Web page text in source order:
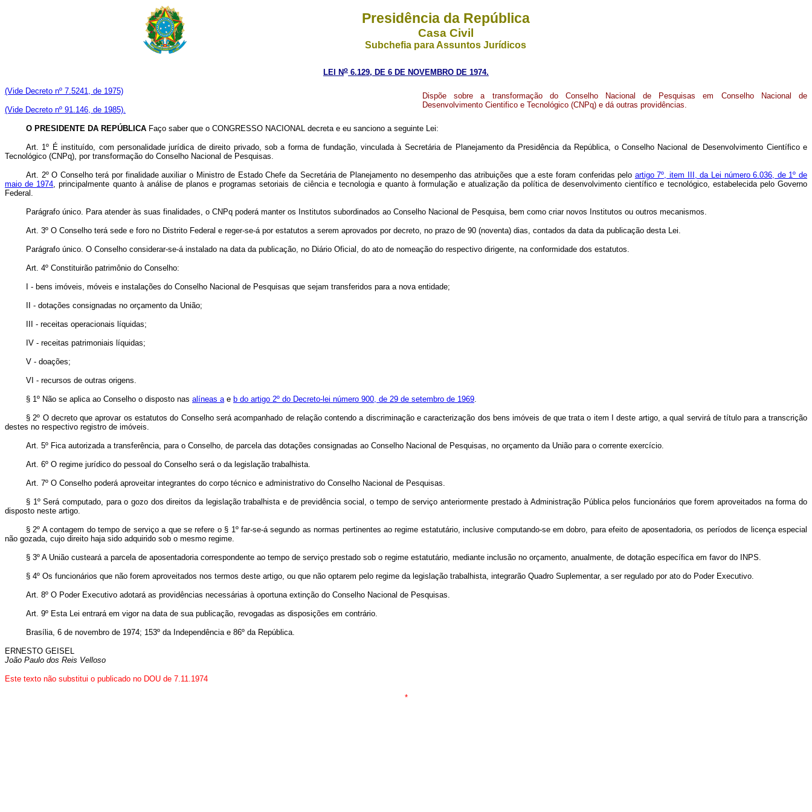
Presidência da República
Casa Civil
Subchefia para Assuntos Jurídicos
LEI No 6.129, DE 6 DE NOVEMBRO DE 1974.
(Vide Decreto nº 7.5241, de 1975)
(Vide Decreto nº 91.146, de 1985).
Dispõe sobre a transformação do Conselho Nacional de Pesquisas em Conselho Nacional de
Desenvolvimento Cientifico e Tecnológico (CNPq) e dá outras providências.
O PRESIDENTE DA REPÚBLICA Faço saber que o CONGRESSO NACIONAL decreta e eu sanciono a seguinte Lei:
Art. 1º É instituído, com personalidade jurídica de direito privado, sob a forma de fundação, vinculada à Secretária de Planejamento da Presidência da República, o Conselho Nacional de Desenvolvimento Científico e
Tecnológico (CNPq), por transformação do Conselho Nacional de Pesquisas.
Art. 2º O Conselho terá por finalidade auxiliar o Ministro de Estado Chefe da Secretária de Planejamento no desempenho das atribuições que a este foram conferidas pelo artigo 7º, item III, da Lei número 6.036, de 1º de
maio de 1974, principalmente quanto à análise de planos e programas setoriais de ciência e tecnologia e quanto à formulação e atualização da política de desenvolvimento científico e tecnológico, estabelecida pelo Governo
Federal.
Parágrafo único. Para atender às suas finalidades, o CNPq poderá manter os Institutos subordinados ao Conselho Nacional de Pesquisa, bem como criar novos Institutos ou outros mecanismos.
Art. 3º O Conselho terá sede e foro no Distrito Federal e reger-se-á por estatutos a serem aprovados por decreto, no prazo de 90 (noventa) dias, contados da data da publicação desta Lei.
Parágrafo único. O Conselho considerar-se-á instalado na data da publicação, no Diário Oficial, do ato de nomeação do respectivo dirigente, na conformidade dos estatutos.
Art. 4º Constituirão patrimônio do Conselho:
I - bens imóveis, móveis e instalações do Conselho Nacional de Pesquisas que sejam transferidos para a nova entidade;
II - dotações consignadas no orçamento da União;
III - receitas operacionais líquidas;
IV - receitas patrimoniais líquidas;
V - doações;
VI - recursos de outras origens.
§ 1º Não se aplica ao Conselho o disposto nas alíneas ae b do artigo 2º do Decreto-lei número 900, de 29 de setembro de 1969.
§ 2º O decreto que aprovar os estatutos do Conselho será acompanhado de relação contendo a discriminação e caracterização dos bens imóveis de que trata o item I deste artigo, a qual servirá de título para a transcrição
destes no respectivo registro de imóveis.
Art. 5º Fica autorizada a transferência, para o Conselho, de parcela das dotações consignadas ao Conselho Nacional de Pesquisas, no orçamento da União para o corrente exercício.
Art. 6º O regime jurídico do pessoal do Conselho será o da legislação trabalhista.
Art. 7º O Conselho poderá aproveitar integrantes do corpo técnico e administrativo do Conselho Nacional de Pesquisas.
§ 1º Será computado, para o gozo dos direitos da legislação trabalhista e de previdência social, o tempo de serviço anteriormente prestado à Administração Pública pelos funcionários que forem aproveitados na forma do
disposto neste artigo.
§ 2º A contagem do tempo de serviço a que se refere o § 1º far-se-á segundo as normas pertinentes ao regime estatutário, inclusive computando-se em dobro, para efeito de aposentadoria, os períodos de licença especial
não gozada, cujo direito haja sido adquirido sob o mesmo regime.
§ 3º A União custeará a parcela de aposentadoria correspondente ao tempo de serviço prestado sob o regime estatutário, mediante inclusão no orçamento, anualmente, de dotação específica em favor do INPS.
§ 4º Os funcionários que não forem aproveitados nos termos deste artigo, ou que não optarem pelo regime da legislação trabalhista, integrarão Quadro Suplementar, a ser regulado por ato do Poder Executivo.
Art. 8º O Poder Executivo adotará as providências necessárias à oportuna extinção do Conselho Nacional de Pesquisas.
Art. 9º Esta Lei entrará em vigor na data de sua publicação, revogadas as disposições em contrário.
Brasília, 6 de novembro de 1974; 153º da Independência e 86º da República.
ERNESTO GEISEL
João Paulo dos Reis Velloso
Este texto não substitui o publicado no DOU de 7.11.1974
*